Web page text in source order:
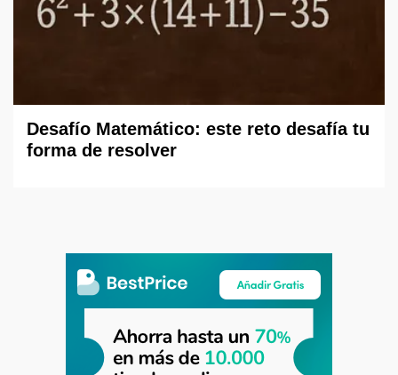
Desafío Matemático: este reto desafía tu
forma de resolver